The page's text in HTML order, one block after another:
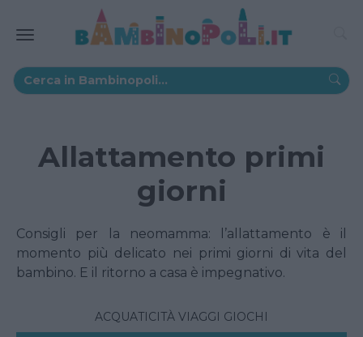
Allattamento primi
giorni
Consigli per la neomamma: l’allattamento è il
momento più delicato nei primi giorni di vita del
bambino. E il ritorno a casa è impegnativo.
ACQUATICITÀ VIAGGI GIOCHI